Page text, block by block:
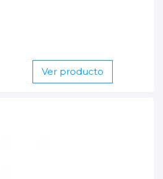
Ver producto